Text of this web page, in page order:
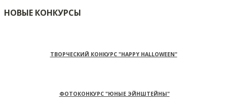
НОВЫЕ КОНКУРСЫ
ТВОРЧЕСКИЙ КОНКУРС "HAPPY HALLOWEEN"
ФОТОКОНКУРС "ЮНЫЕ ЭЙНШТЕЙНЫ"